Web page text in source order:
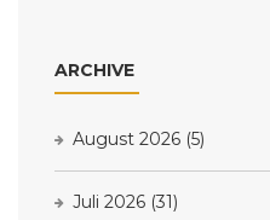
ARCHIVE
August 2026 (5)
Juli 2026 (31)